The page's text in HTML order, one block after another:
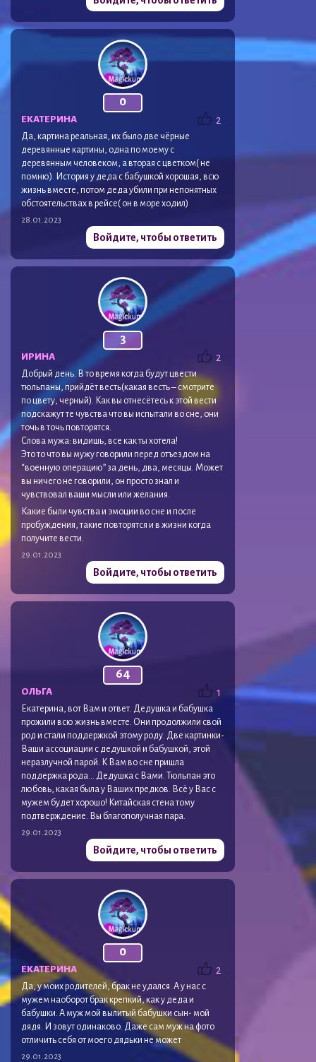
0
2
ЕКАТЕРИНА
Да, картина реальная, их было две чёрные
деревянные картины, одна по моему с
деревянным человеком, а вторая с цветком( не
помню). История у деда с бабушкой хорошая, всю
жизнь вместе, потом деда убили при непонятных
обстоятельствах в рейсе( он в море ходил)
28.01.2023
Войдите, чтобы ответить
3
2
ИРИНА
Добрый день. В то время когда будут цвести
тюльпаны, прийдёт весть(какая весть – смотрите
по цвету, черный). Как вы отнесётесь к этой вести
подскажут те чувства что вы испытали во сне, они
точь в точь повторятся.
Слова мужа: видишь, все как ты хотела!
Это то что вы мужу говорили перед отъездом на
“военную операцию” за день, два, месяцы. Может
вы ничего не говорили, он просто знал и
чувствовал ваши мысли или желания.
Какие были чувства и эмоции во сне и после
пробуждения, такие повторятся и в жизни когда
получите вести.
29.01.2023
Войдите, чтобы ответить
64
1
ОЛЬГА
Екатерина, вот Вам и ответ. Дедушка и бабушка
прожили всю жизнь вместе. Они продолжили свой
род и стали поддержкой этому роду. Две картинки-
Ваши ассоциации с дедушкой и бабушкой, этой
неразлучной парой. К Вам во сне пришла
поддержка рода… Дедушка с Вами. Тюльпан это
любовь, какая была у Ваших предков. Всё у Вас с
мужем будет хорошо! Китайская стена тому
подтверждение. Вы благополучная пара.
29.01.2023
Войдите, чтобы ответить
0
2
ЕКАТЕРИНА
Да, у моих родителей, брак не удался. А у нас с
мужем наоборот брак крепкий, как у деда и
бабушки. А муж мой вылитый бабушки сын- мой
дядя. И зовут одинаково. Даже сам муж на фото
отличить себя от моего дядьки не может
29.01.2023